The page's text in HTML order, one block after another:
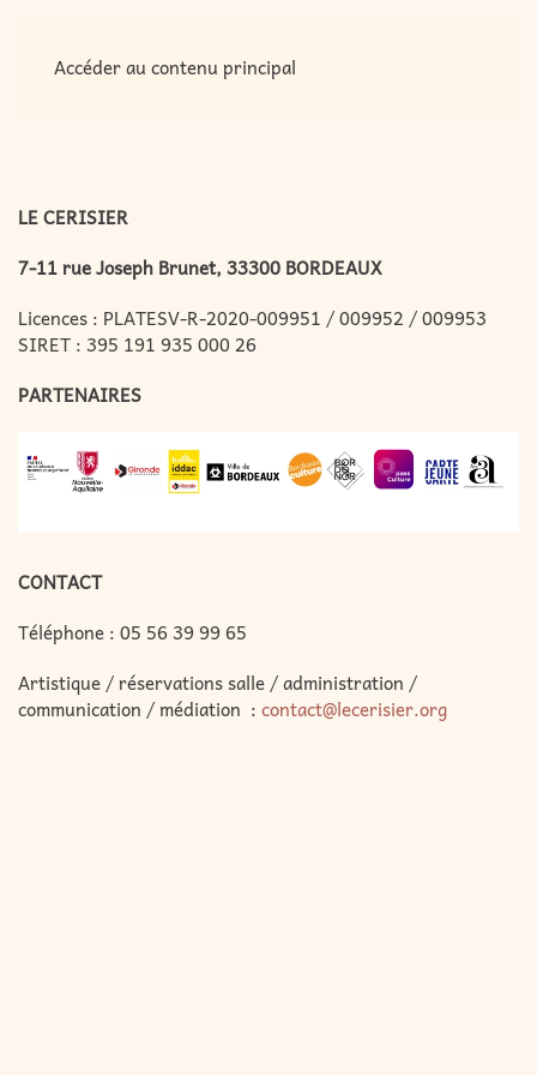
Accéder au contenu principal
MENU
LE CERISIER
7-11 rue Joseph Brunet, 33300 BORDEAUX
Licences : PLATESV-R-2020-009951 / 009952 / 009953
SIRET : 395 191 935 000 26
PARTENAIRES
CONTACT
Téléphone : 05 56 39 99 65
Artistique / réservations salle / administration /
communication / médiation : contact@lecerisier.org